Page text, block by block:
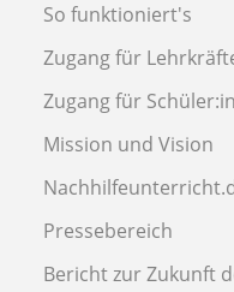
So funktioniert's
Zugang für
Zugang für
Mission und Vision
Pressebereich
Bericht zur Zukunft